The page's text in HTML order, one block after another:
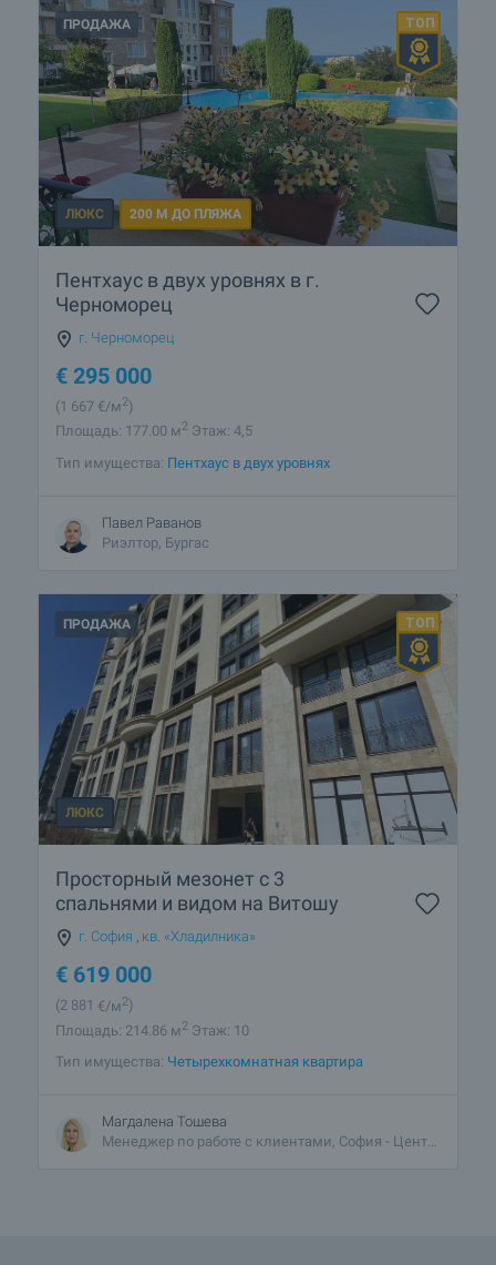
ПРОДАЖА
ЛЮКС 200 М ДО ПЛЯЖА
Пентхаус в двух уровнях в г.
Черноморец
г. Черноморец
€ 295 000
(1 667 €/м2)
Площадь: 177.00 м2 Этаж: 4,5
Тип имущества: Пентхаус в двух уровнях
Павел Раванов
Риэлтор, Бургас
ПРОДАЖА
ЛЮКС
Просторный мезонет с 3
спальнями и видом на Витошу
г. София , кв. «Хладилника»
€ 619 000
(2 881 €/м2)
Площадь: 214.86 м2 Этаж: 10
Тип имущества: Четырехкомнатная квартира
Магдалена Тошева
Менеджер по работе с клиентами, София - Центральный